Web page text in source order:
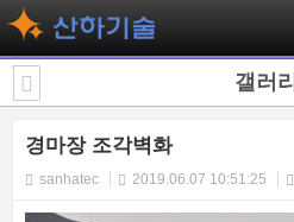
갤러리
경마장 조각벽화
sanhatec 2019.06.07 10:51:25